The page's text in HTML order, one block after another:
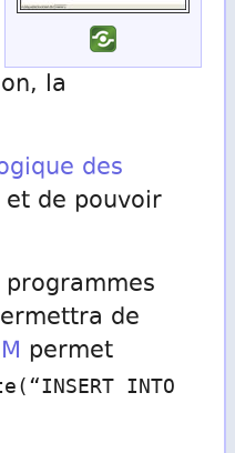
la
des
de pouvoir
de
permet
INTO